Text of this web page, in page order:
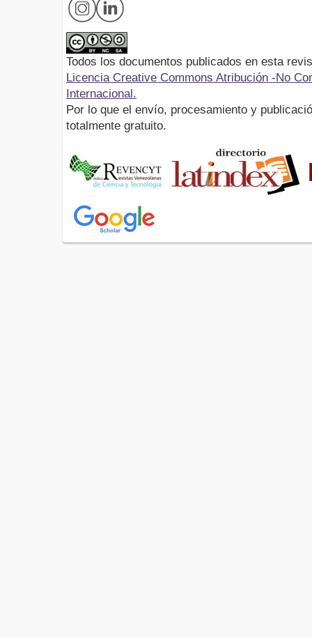
Todos los documentos publicados en esta
Licencia Creative Commons Atribución -No
Internacional.
Por lo que el envío, procesamiento y
totalmente gratuito.